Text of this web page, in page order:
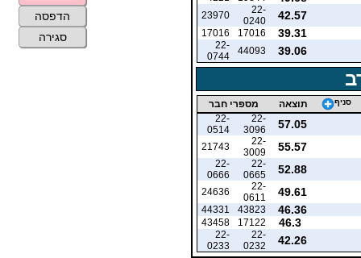
42.57
22-
0240
23970
39.31
17016
17016
39.06
44093
22-
0744
סניף תוצאה מספרי חבר
57.05
22-
3096
22-
0514
55.57
22-
3009
21743
52.88
22-
0665
22-
0666
49.61
22-
0611
24636
46.36
43823
44331
46.3
17122
43458
42.26
22-
0232
22-
0233
הדפסה
סגירה